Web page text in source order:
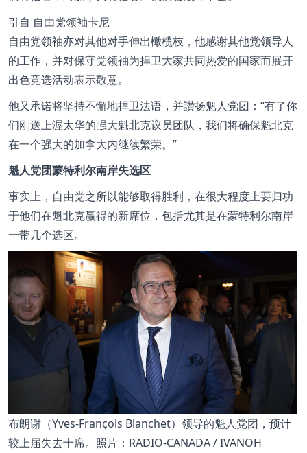
引自 自由党领袖卡尼
自由党领袖亦对其他对手伸出橄榄枝，他感谢其他党领导人
的工作，并对保守党领袖为捍卫大家共同热爱的国家而展开
出色竞选活动表示敬意。
他又承诺将坚持不懈地捍卫法语，并讚扬魁人党团： 有了你
们刚送上渥太华的强大魁北克议员团队，我们将确保魁北克
在一个强大的加拿大内继续繁荣。
魁人党团蒙特利尔南岸失选区
事实上，自由党之所以能够取得胜利，在很大程度上要归功
于他们在魁北克赢得的新席位，包括尤其是在蒙特利尔南岸
一带几个选区。
布朗谢（Yves-François Blanchet）领导的魁人党团，预计
较上届失去十席。照片：RADIO-CANADA / IVANOH